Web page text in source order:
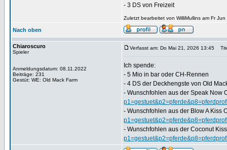
- 3 DS von Freizeit
Zuletzt bearbeitet von WilliMullins am Fr
Nach oben
Chiaroscuro
Spieler
Anmeldungsdatum: 08.11.2022
Beiträge: 231
Gestüt: WE: Old Mack Farm
Verfasst am: Do Mai 21, 2026 13:45
Ich spende:
- 5 Mio in bar oder CH-Rennen
- 4 DS der Deckhengste von Old
- Wunschfohlen aus der Speak Now
- Wunschfohlen aus der Blow A Kiss
- Wunschfohlen aus der Coconut